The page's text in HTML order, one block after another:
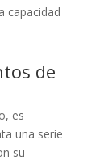
capacidad
de
es
una serie
su